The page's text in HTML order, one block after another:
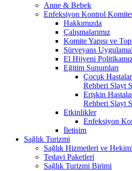
Anne & Bebek
Enfeksiyon Kontrol
Hakkımızda
Çalışmalarımız
Komite Yapısı ve
Sürveyans
El Hijyeni
Eğitim Sunumları
Çocuk
Rehberi Slayt
Erişkin
Rehberi Slayt
Etkinlikler
Enfeksiyon
İletişim
Sağlık Turizmi
Sağlık Hizmetleri ve
Tedavi Paketleri
Sağlık Turizmi Birimi